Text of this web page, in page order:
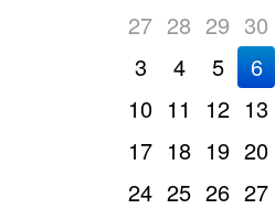
27 28 29 30
3
4 5 6
10 11 12 13
17 18 19 20
24 25 26 27